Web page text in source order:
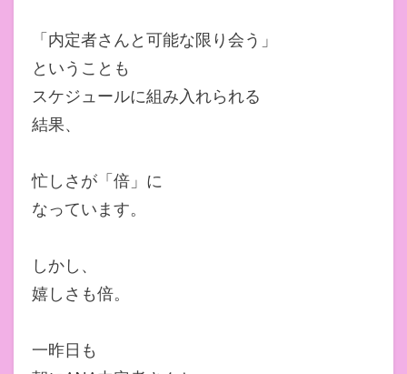
「内定者さんと可能な限り会う」
ということも
スケジュールに組み入れられる
結果、
忙しさが「倍」に
なっています。
しかし、
嬉しさも倍。
一昨日も